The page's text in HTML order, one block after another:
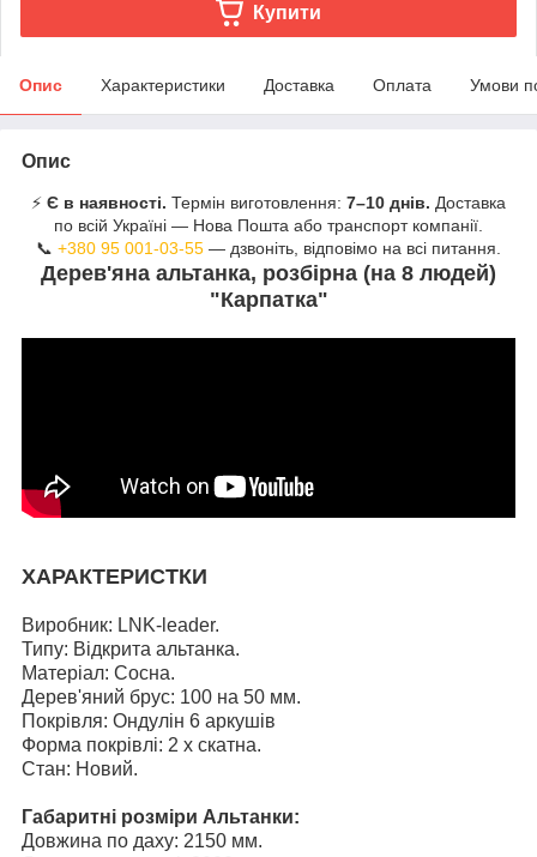
Купити
Опис Характеристики Доставка Оплата Умови
Опис
⚡ Є в наявності. Термін виготовлення: 7–10 днів. Доставка
по всій Україні — Нова Пошта або транспорт компанії.
📞 +380 95 001-03-55 — дзвоніть, відповімо на всі питання.
Дерев'яна альтанка, розбірна (на 8 людей)
"Карпатка"
ХАРАКТЕРИСТКИ
Виробник: LNK-leader.
Типу: Відкрита альтанка.
Матеріал: Сосна.
Дерев'яний брус: 100 на 50 мм.
Покрівля: Ондулін 6 аркушів
Форма покрівлі: 2 х скатна.
Стан: Новий.
Габаритні розміри Альтанки:
Довжина по даху: 2150 мм.